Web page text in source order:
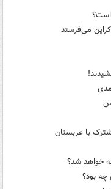
است؟
می‌فرستد
با عربستان
خواهد شد؟
بود؟